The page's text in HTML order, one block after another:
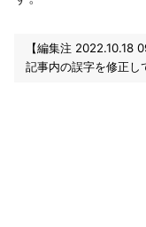
【編集注 2022.10.18
記事内の誤字を修正し